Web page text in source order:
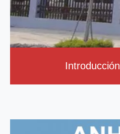
Introducción